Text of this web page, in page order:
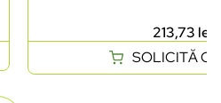
213,73 lei
SOLICITĂ